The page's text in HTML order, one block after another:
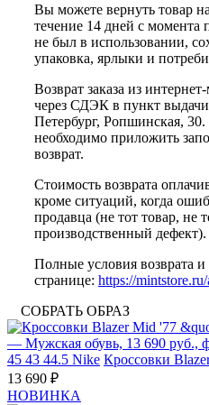
Вы можете вернуть товар
течение 14 дней с момента
не был в использовании,
упаковка, ярлыки и
Возврат заказа из
через СДЭК в пункт
Петербург, Ропшинская,
необходимо приложить
возврат.
Стоимость возврата
кроме ситуаций, когда
продавца (не тот товар, не
производственный дефект).
Полные условия возврата
странице: https://
СОБРАТЬ ОБРАЗ
45 43 44.5 Nike Кроссовки
13 690 ₽
НОВИНКА